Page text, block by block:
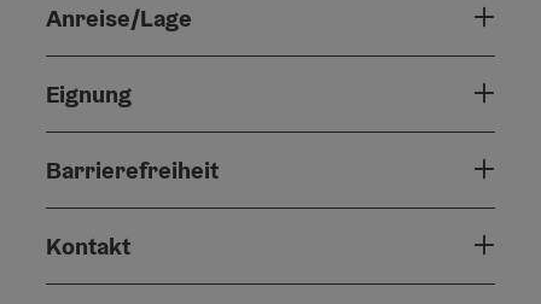
Anreise/Lage
Eignung
Barrierefreiheit
Kontakt